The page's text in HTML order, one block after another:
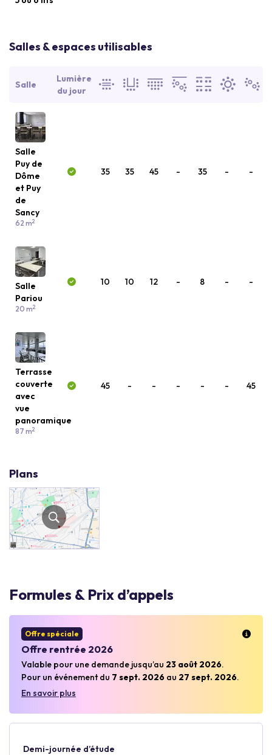
Salles & espaces utilisables
Salle
Lumière
du jour
Salle
Puy de
Dôme
et Puy
de
Sancy
62 m2
35 35 45 - 35 - -
Salle
Pariou
20 m2
10 10 12 - 8 - -
Terrasse
couverte
avec
vue
panoramique
87 m2
45 - - - - - 45
Plans
Formules & Prix d’appels
Offre spéciale
Offre rentrée 2026
Valable pour une demande jusqu’au 23 août 2026.
Pour un événement du 7 sept. 2026 au 27 sept. 2026.
En savoir plus
Demi-journée d’étude